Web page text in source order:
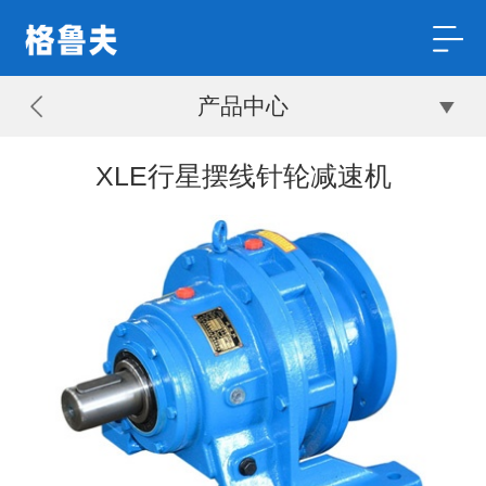
产品中心
XLE行星摆线针轮减速机